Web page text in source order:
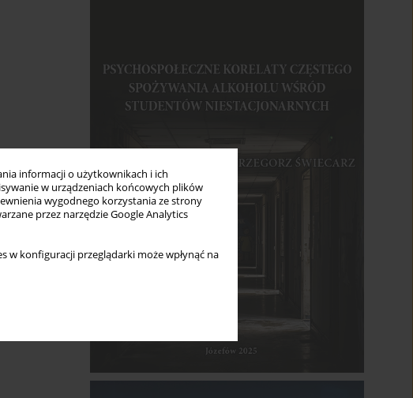
informacji o użytkownikach i ich
w urządzeniach końcowych plików
wygodnego korzystania ze strony
przez narzędzie Google Analytics
w konfiguracji przeglądarki może wpłynąć na